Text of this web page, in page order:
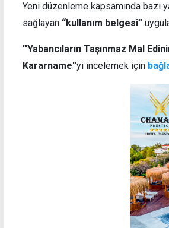
Yeni düzenleme kapsamında bazı
sağlayan “kullanım belgesi”
''Yabancıların Taşınmaz Mal
Kararname''yi incelemek için